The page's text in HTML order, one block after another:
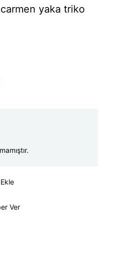
yaka triko
Ver